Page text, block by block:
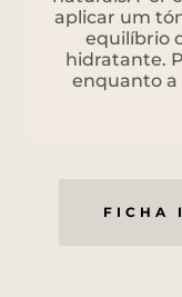
aplicar um
equilíbrio
hidratante.
enquanto a
FICHA